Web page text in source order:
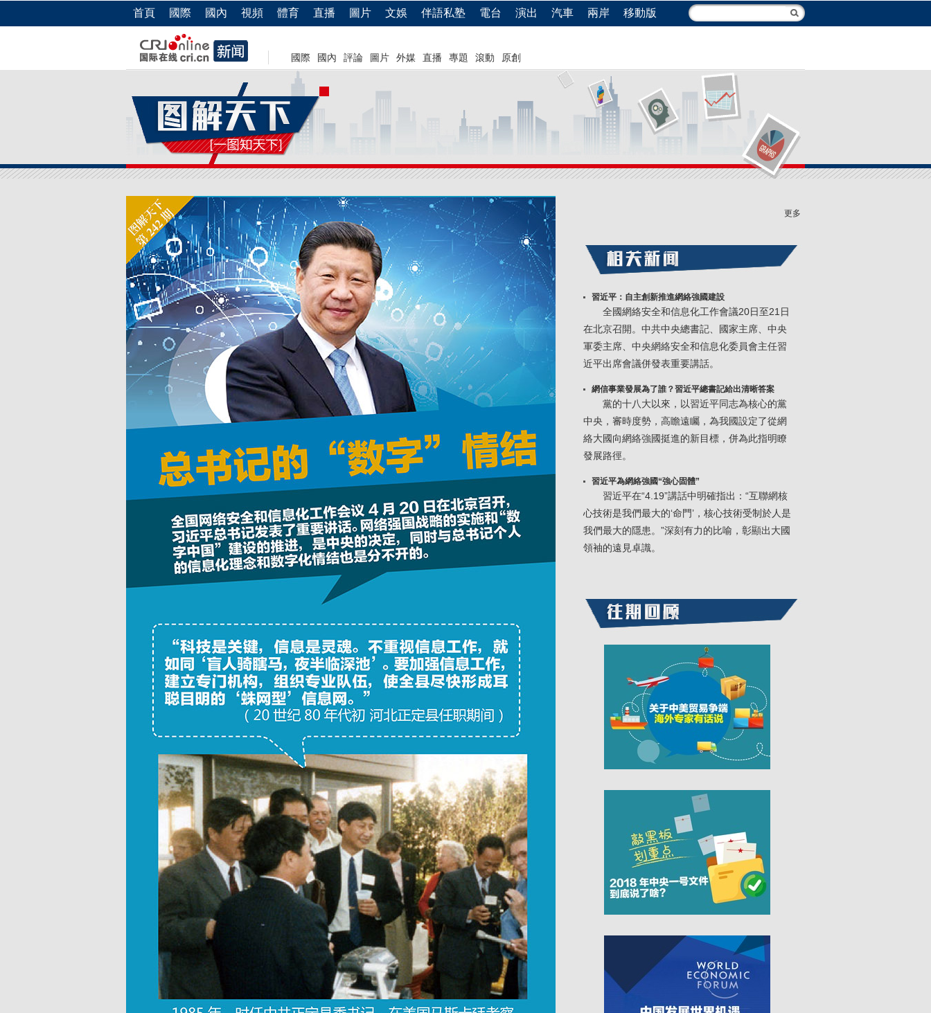
首頁 國際 國內 視頻 體育 直播 圖片 文娛 伴語私塾 電台 演出 汽車 兩岸 移動版
國際 國內 評論 圖片 外媒 直播 專題 滾動 原創
更多
習近平：自主創新推進網絡強國建設
全國網絡安全和信息化工作會議20日至21日
在北京召開。中共中央總書記、國家主席、中央
軍委主席、中央網絡安全和信息化委員會主任習
近平出席會議併發表重要講話。
網信事業發展為了誰？習近平總書記給出清晰答案
黨的十八大以來，以習近平同志為核心的黨
中央，審時度勢，高瞻遠矚，為我國設定了從網
絡大國向網絡強國挺進的新目標，併為此指明瞭
發展路徑。
習近平為網絡強國“強心固體”
習近平在“4.19”講話中明確指出：“互聯網核
心技術是我們最大的‘命門’，核心技術受制於人是
我們最大的隱患。”深刻有力的比喻，彰顯出大國
領袖的遠見卓識。